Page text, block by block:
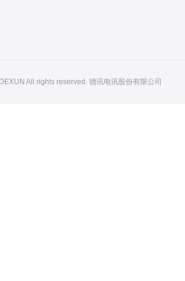
All rights reserved. 德讯电讯股份有限公司